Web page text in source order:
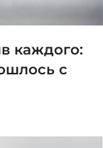
каждого:
с